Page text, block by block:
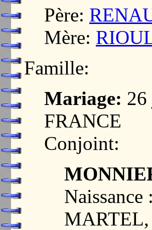
Père:
Mère:
Famille:
Mariage:
FRANCE
Conjoint: